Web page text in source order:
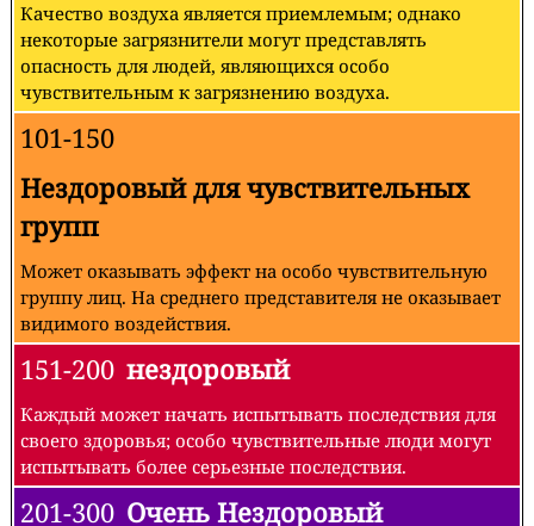
Качество воздуха является приемлемым; однако
некоторые загрязнители могут представлять
опасность для людей, являющихся особо
чувствительным к загрязнению воздуха.
101-150
Нездоровый для чувствительных
групп
Может оказывать эффект на особо чувствительную
группу лиц. На среднего представителя не оказывает
видимого воздействия.
151-200 нездоровый
Каждый может начать испытывать последствия для
своего здоровья; особо чувствительные люди могут
испытывать более серьезные последствия.
201-300 Очень Нездоровый